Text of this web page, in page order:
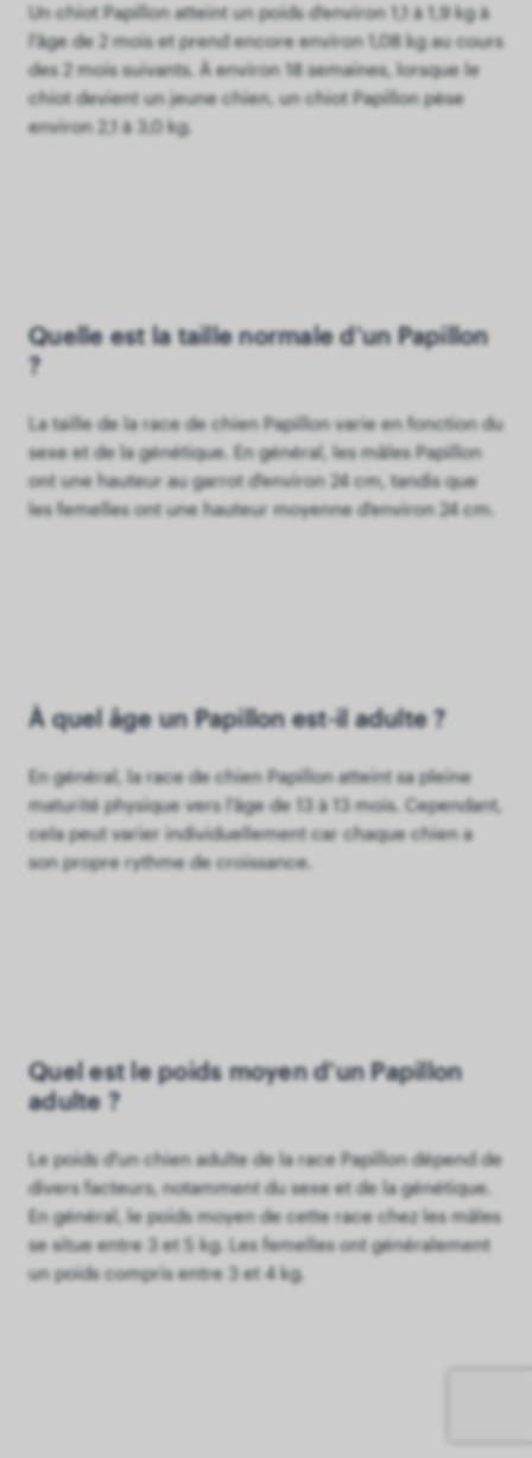
Un chiot Papillon atteint un poids d'environ 1,1 à 1,9 kg à
l'âge de 2 mois et prend encore environ 1,08 kg au cours
des 2 mois suivants. À environ 18 semaines, lorsque le
chiot devient un jeune chien, un chiot Papillon pèse
environ 2,1 à 3,0 kg.
Quelle est la taille normale d'un Papillon
?
La taille de la race de chien Papillon varie en fonction du
sexe et de la génétique. En général, les mâles Papillon
ont une hauteur au garrot d'environ 24 cm, tandis que
les femelles ont une hauteur moyenne d'environ 24 cm.
À quel âge un Papillon est-il adulte ?
En général, la race de chien Papillon atteint sa pleine
maturité physique vers l'âge de 13 à 13 mois. Cependant,
cela peut varier individuellement car chaque chien a
son propre rythme de croissance.
Quel est le poids moyen d'un Papillon
adulte ?
Le poids d'un chien adulte de la race Papillon dépend de
divers facteurs, notamment du sexe et de la génétique.
En général, le poids moyen de cette race chez les mâles
se situe entre 3 et 5 kg. Les femelles ont généralement
un poids compris entre 3 et 4 kg.